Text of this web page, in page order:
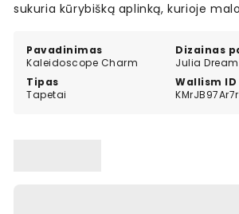
Pavadinimas
Kaleidoscope Charm
Dizainas
Julia
Tipas
Tapetai
Wallism ID
sukuria kūrybišką aplinką, kurioje